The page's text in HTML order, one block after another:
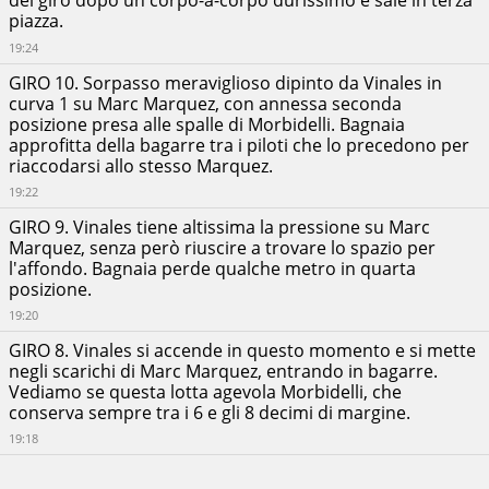
piazza.
19:24
GIRO 10. Sorpasso meraviglioso dipinto da Vinales in
curva 1 su Marc Marquez, con annessa seconda
posizione presa alle spalle di Morbidelli. Bagnaia
approfitta della bagarre tra i piloti che lo precedono per
riaccodarsi allo stesso Marquez.
19:22
GIRO 9. Vinales tiene altissima la pressione su Marc
Marquez, senza però riuscire a trovare lo spazio per
l'affondo. Bagnaia perde qualche metro in quarta
posizione.
19:20
GIRO 8. Vinales si accende in questo momento e si mette
negli scarichi di Marc Marquez, entrando in bagarre.
Vediamo se questa lotta agevola Morbidelli, che
conserva sempre tra i 6 e gli 8 decimi di margine.
19:18